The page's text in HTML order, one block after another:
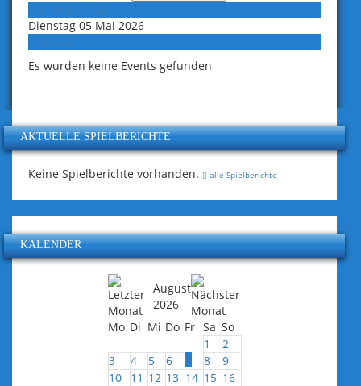
Dienstag 05 Mai 2026
Es wurden keine Events gefunden
AKTUELLE SPIELBERICHTE
Keine Spielberichte vorhanden. alle Spielberichte
KALENDER
August
2026
Mo Di Mi Do Fr Sa So
1
2
3
4 5 6 8
9
10
11 12 13 14 15 16